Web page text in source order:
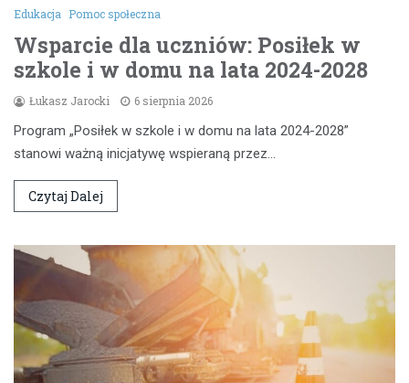
Edukacja Pomoc społeczna
Wsparcie dla uczniów: Posiłek w
szkole i w domu na lata 2024-2028
Łukasz Jarocki 6 sierpnia 2026
Program „Posiłek w szkole i w domu na lata 2024-2028”
stanowi ważną inicjatywę wspieraną przez…
Czytaj Dalej